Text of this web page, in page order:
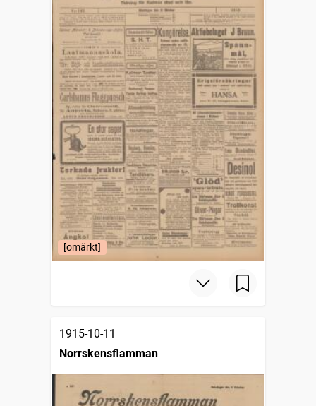
[omärkt]
1915-10-11
Norrskensflamman